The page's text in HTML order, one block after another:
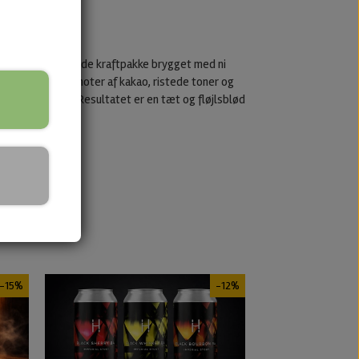
dobbeltmæskede kraftpakke brygget med ni
leverer dybe noter af kakao, ristede toner og
mørk frugt op. Resultatet er en tæt og fløjlsblød
-15% -12%